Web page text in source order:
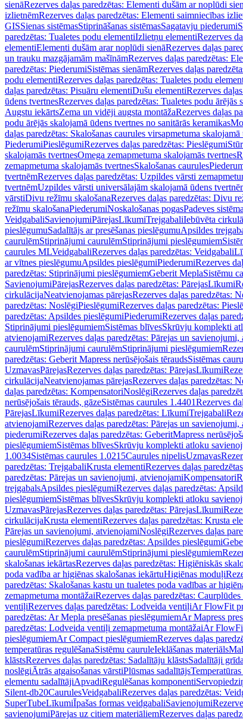
sienāRezerves daļas paredzētas: Elementi dušām ar noplūdi
izlietnēmRezerves daļas paredzētas: Elementi saimniecības
GISSienas sistēmasStiprināšanas sistēmasSagatavju piederumi
paredzētas: Tualetes podu elementiIzlietņu elementiRezerves
elementiElementi dušām arar noplūdi sienāRezerves daļas
un trauku mazgājamām mašīnāmRezerves daļas paredzētas:
paredzētas: PiederumiSistēmas sienāmRezerves daļas
podu elementiRezerves daļas paredzētas: Tualetes podu
daļas paredzētas: Pisuāru elementiDušu elementiRezerves
ūdens tvertnesRezerves daļas paredzētas: Tualetes podu ārējās
Augstu iekārtsZema un vidēji augsta montāžaRezerves daļas
podu ārējās skalojamā ūdens tvertnes no sanitārās keramikas
daļas paredzētas: Skalošanas caurules virsapmetuma
PiederumiPieslēgumiRezerves daļas paredzētas: Pieslēgumi
skalojamās tvertnesOmega zemapmetuma skalojamās tvertnes
zemapmetuma skalojamās tvertnesSkalošanas caurules
tvertnēmRezerves daļas paredzētas: Uzpildes vārsti
tvertnēmUzpildes vārsti universālajām skalojamā ūdens
vārstiDivu režīmu skalošanaRezerves daļas paredzētas: Divu
režīmu skalošanaPiederumiNoskalošanas pogasPadeves
VeidgabaliSavienojumiPārejasLīkumiTrejgabaliIebūvēta
pieslēgumuSadalītājs ar presēšanas pieslēgumuApsildes
caurulēmStiprinājumi caurulēmStiprinājumi pieslēgumiem
caurules MLVeidgabaliRezerves daļas paredzētas: Veidgabali
ar vītnes pieslēgumuApsildes pieslēgumiPiederumiRezerves
paredzētas: Stiprinājumi pieslēgumiemGeberit MeplaSistēmu
SavienojumiPārejasRezerves daļas paredzētas: PārejasLīkumi
cirkulācijaNeatvienojamas pārejasRezerves daļas paredzētas:
paredzētas: NoslēgiPieslēgumiRezerves daļas paredzētas:
paredzētas: Apsildes pieslēgumiPiederumiRezerves daļas
Stiprinājumi pieslēgumiemSistēmas blīvesSkrūvju komplekti
atvienojamiRezerves daļas paredzētas: Pārejas un
caurulēmStiprinājumi caurulēmStiprinājumi pieslēgumiem
paredzētas: Geberit Mapress nerūsējošais tēraudsSistēmas
UzmavasPārejasRezerves daļas paredzētas: PārejasLīkumi
cirkulācijaNeatvienojamas pārejasRezerves daļas paredzētas:
daļas paredzētas: KompensatoriNoslēgiRezerves daļas
nerūsējošais tērauds, gāzeSistēmas caurules 1.4401Rezerves
PārejasLīkumiRezerves daļas paredzētas: LīkumiTrejgabali
atvienojamiRezerves daļas paredzētas: Pārejas un
piederumiRezerves daļas paredzētas: GeberitMapress
pieslēgumiemSistēmas blīvesSkrūvju komplekti atloku
1.0034Sistēmas caurules 1.0215Caurules nipelisUzmavas
paredzētas: TrejgabaliKrusta elementiRezerves daļas
paredzētas: Pārejas un savienojumi, atvienojamiKompensatori
trejgabalsApsildes pieslēgumiRezerves daļas paredzētas:
pieslēgumiemSistēmas blīvesSkrūvju komplekti atloku
UzmavasPārejasRezerves daļas paredzētas: PārejasLīkumi
cirkulācijaKrusta elementiRezerves daļas paredzētas: Krusta
Pārejas un savienojumi, atvienojamiNoslēgiRezerves daļas
pieslēgumiRezerves daļas paredzētas: Apsildes pieslēgumi
caurulēmStiprinājumi caurulēmStiprinājumi pieslēgumiem
skalošanas iekārtasRezerves daļas paredzētas: Higiēniskās
poda vadība ar higiēnas skalošanas iekārtuHigiēnas moduļi
paredzētas: Skalošanas kastu un tualetes poda vadības ar
zemapmetuma montāžaiRezerves daļas paredzētas:
ventiļiRezerves daļas paredzētas: Lodveida ventiļiAr FlowFit
paredzētas: Ar Mepla presēšanas pieslēgumiemAr Mapress
paredzētas: Lodveida ventiļi zemapmetuma montāžaiAr
pieslēgumiemAr Compact pieslēgumiemRezerves daļas
temperatūras regulēšanaSistēmu cauruleIeklāšanas materiāls
klāstsRezerves daļas paredzētas: Sadalītāju klāstsSadalītāji
noslēgiĀtrās atgaisošanas vārstiPlūsmas sadalītājs
elementu sadalītājiApvadiRegulēšanas komponenti
Silent-db20CaurulesVeidgabaliRezerves daļas paredzētas:
SuperTubeLīkumiĪpašas formas veidgabaliSavienojumi
savienojumiPārejas uz citiem materiāliemRezerves daļas